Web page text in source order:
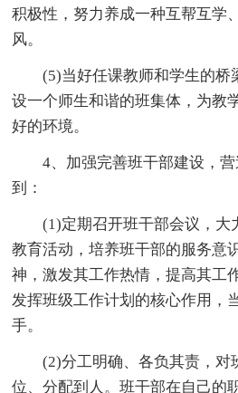
积极性，努力养成一种互帮互学
风。
(5)当好任课教师和学生的桥
设一个师生和谐的班集体，为教
好的环境。
4、加强完善班干部建设，营
到：
(1)定期召开班干部会议，大
教育活动，培养班干部的服务意
神，激发其工作热情，提高其工
发挥班级工作计划的核心作用，
手。
(2)分工明确、各负其责，对
位、分配到人。班干部在自己的